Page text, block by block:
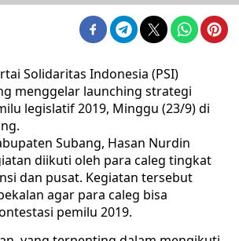
Solidaritas Indonesia (PSI)
menggelar launching strategi
legislatif 2019, Minggu (23/9) di
Subang, Hasan Nurdin
diikuti oleh para caleg tingkat
dan pusat. Kegiatan tersebut
agar para caleg bisa
pemilu 2019.